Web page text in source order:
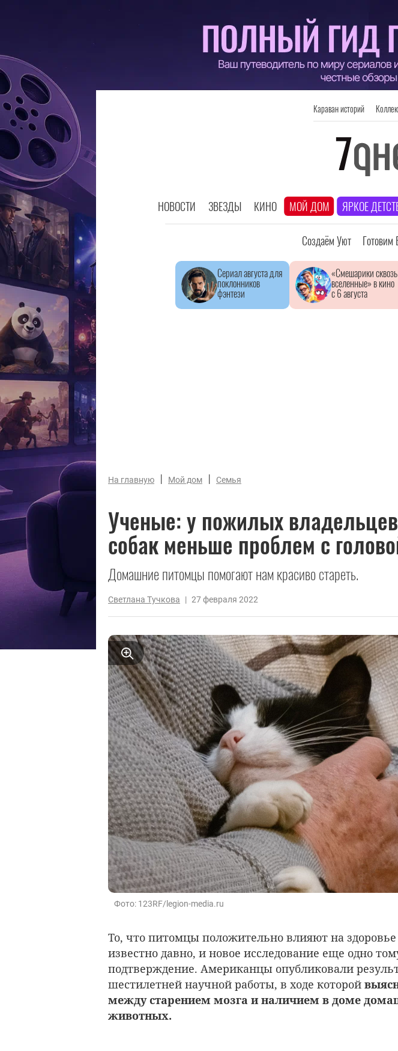
Караван историй
НОВОСТИ ЗВЕЗДЫ КИНО МОЙ ДОМ ЯРКОЕ
Создаём Уют Готовим
Сериал августа для
поклонников
фэнтези
«Смешарики сквозь
вселенные» в кино
с 6 августа
На главную | Мой дом | Семья
Ученые: у пожилых
собак меньше проблем с
Домашние питомцы помогают нам красиво стареть.
Светлана Тучкова | 27 февраля 2022
Фото: 123RF/legion-media.ru
То, что питомцы положительно влияют на здоровье
известно давно, и новое исследование еще одно
подтверждение. Американцы опубликовали
шестилетней научной работы, в ходе которой
между старением мозга и наличием в доме
животных.